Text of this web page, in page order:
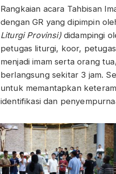
Rangkaian acara Tahbisan
dengan GR yang dipimpin
Liturgi Provinsi)didampingi
petugas liturgi, koor,
menjadi imam serta orang
berlangsung sekitar 3 jam.
untuk memantapkan
identifikasi dan